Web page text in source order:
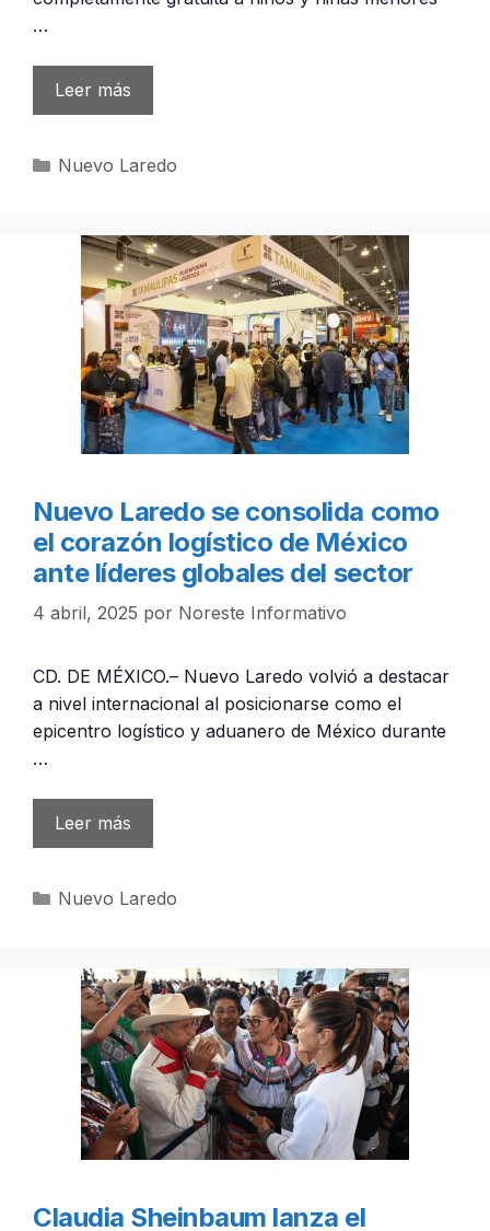
…
Leer más
Categorías
Nuevo Laredo
Nuevo Laredo se consolida como
el corazón logístico de México
ante líderes globales del sector
4 abril, 2025 por Noreste Informativo
CD. DE MÉXICO.– Nuevo Laredo volvió a destacar
a nivel internacional al posicionarse como el
epicentro logístico y aduanero de México durante
…
Leer más
Categorías
Nuevo Laredo
Claudia Sheinbaum lanza el